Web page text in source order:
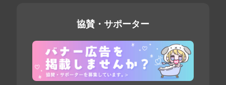
協賛・サポーター